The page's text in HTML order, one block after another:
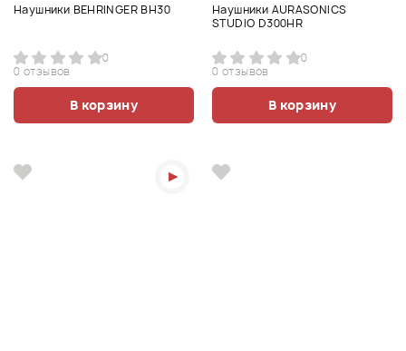
Наушники BEHRINGER BH30
0
0 отзывов
В корзину
Наушники AURASONICS
STUDIO D300HR
0
0 отзывов
В корзину